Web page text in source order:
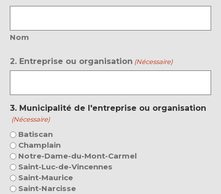
Nom
2. Entreprise ou organisation (Nécessaire)
3. Municipalité de l'entreprise ou organisation
(Nécessaire)
Batiscan
Champlain
Notre-Dame-du-Mont-Carmel
Saint-Luc-de-Vincennes
Saint-Maurice
Saint-Narcisse